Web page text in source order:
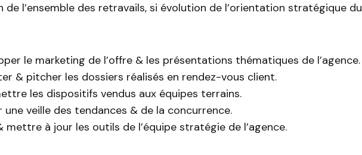
de l’ensemble des retravails, si évolution de l’orientation stratégique du
le marketing de l’offre & les présentations thématiques de l’agence.
& pitcher les dossiers réalisés en rendez-vous client.
les dispositifs vendus aux équipes terrains.
une veille des tendances & de la concurrence.
mettre à jour les outils de l’équipe stratégie de l’agence.